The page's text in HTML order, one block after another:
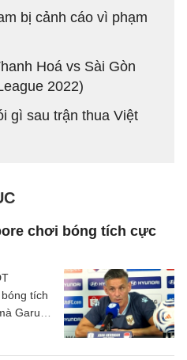
bị cảnh cáo vì phạm
Hoá vs Sài Gòn
2022)
gì sau trận thua Việt
chơi bóng tích cực
tích
Garuda